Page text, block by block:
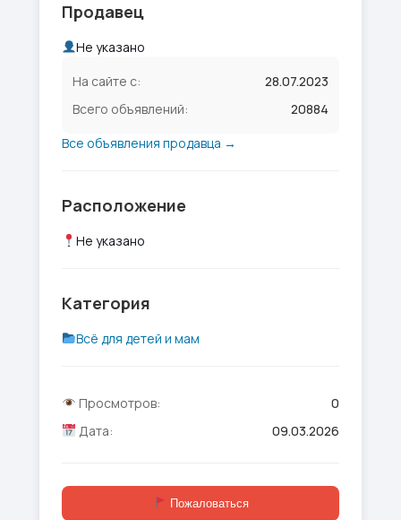
Продавец
Не указано
На сайте с:
28.07.2023
Всего объявлений:
20884
Все объявления продавца →
Расположение
Не указано
Категория
Всё для детей и мам
Просмотров:
0
Дата:
09.03.2026
Пожаловаться